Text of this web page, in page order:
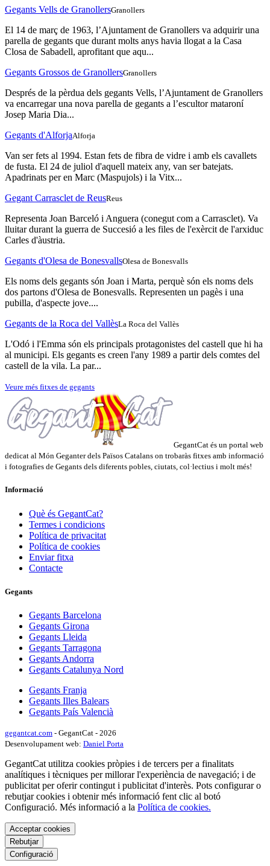
Gegants Vells de GranollersGranollers
El 14 de març de 1963, l’Ajuntament de Granollers va adquirir una
parella de gegants que durant molts anys havia llogat a la Casa
Closa de Sabadell, aprofitant que aqu...
Gegants Grossos de GranollersGranollers
Després de la pèrdua dels gegants Vells, l’Ajuntament de Granollers
va encarregar una nova parella de gegants a l’escultor mataroní
Josep Maria Dia...
Gegants d'AlforjaAlforja
Van ser fets al 1994. Estan fets de fibra de vidre i amb els cavallets
de fusta. El 24 de juliol d'aquell mateix any, van ser batejats.
Apadrinats per en Marc (Maspujols) i la Vitx...
Gegant Carrasclet de ReusReus
Representa Joan Barceló i Anguera (conegut com a Carrasclet). Va
lluitar durant la guerra de Succesió a les files de l'exèrcit de l'arxiduc
Carles d'àustria.
Gegants d'Olesa de BonesvallsOlesa de Bonesvalls
Els noms dels gegants són Joan i Marta, perquè són els noms dels
dos partons d'Olesa de Bonesvalls. Representen un pagès i una
pubilla, d'aspecte jove....
Gegants de la Roca del VallèsLa Roca del Vallès
L'Odó i l'Emma són els principals protagonistes del castell que hi ha
al municipi. Els gegants es creen l'any 1989 a partir dels comtes del
castell de la vila. La par...
Veure més fitxes de gegants
GegantCat és un portal web
dedicat al Món Geganter dels Països Catalans on trobaràs fitxes amb informació
i fotografies de Gegants dels diferents pobles, ciutats, col·lectius i molt més!
Informació
Què és GegantCat?
Termes i condicions
Política de privacitat
Política de cookies
Enviar fitxa
Contacte
Gegants
Gegants Barcelona
Gegants Girona
Gegants Lleida
Gegants Tarragona
Gegants Andorra
Gegants Catalunya Nord
Gegants Franja
Gegants Illes Balears
Gegants País Valencià
gegantcat.com - GegantCat - 2026
Desenvolupament web: Daniel Porta
GegantCat utilitza cookies pròpies i de tercers per a finalitats
analítiques i tècniques per millorar l'experiència de navegació; i de
publicitat per oferir contingut i publicitat d'interès. Pots configurar o
rebutjar cookies i obtenir més informació fent clic al botó
Configuració. Més informació a la Política de cookies.
Acceptar cookies
Rebutjar
Configuració